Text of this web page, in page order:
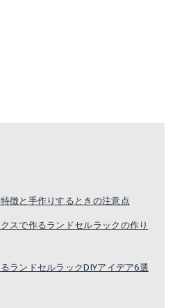
徴と手作りするときの注意点
スで作るランドセルラックの作り
ランドセルラックDIYアイデア6選